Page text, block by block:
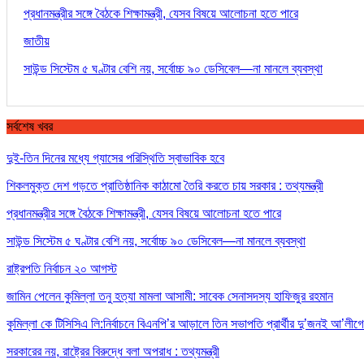
প্রধানমন্ত্রীর সঙ্গে বৈঠকে শিক্ষামন্ত্রী, যেসব বিষয়ে আলোচনা হতে পারে
জাতীয়
সাউন্ড সিস্টেম ৫ ঘণ্টার বেশি নয়, সর্বোচ্চ ৯০ ডেসিবেল—না মানলে ব্যবস্থা
সর্বশেষ খবর
দুই-তিন দিনের মধ্যে গ্যাসের পরিস্থিতি স্বাভাবিক হবে
শিকলমুক্ত দেশ গড়তে প্রাতিষ্ঠানিক কাঠামো তৈরি করতে চায় সরকার : তথ্যমন্ত্রী
প্রধানমন্ত্রীর সঙ্গে বৈঠকে শিক্ষামন্ত্রী, যেসব বিষয়ে আলোচনা হতে পারে
সাউন্ড সিস্টেম ৫ ঘণ্টার বেশি নয়, সর্বোচ্চ ৯০ ডেসিবেল—না মানলে ব্যবস্থা
রাষ্ট্রপতি নির্বাচন ২০ আগস্ট
জামিন পেলেন কুমিল্লা তনু হত্যা মামলা আসামী: সাবেক সেনাসদস্য হাফিজুর রহমান
কুমিল্লা কে টিসিসিএ লি:নির্বাচনে বিএনপি’র আড়ালে তিন সভাপতি প্রার্থীর দু’জনই
সরকারের নয়, রাষ্ট্রের বিরুদ্ধে বলা অপরাধ : তথ্যমন্ত্রী